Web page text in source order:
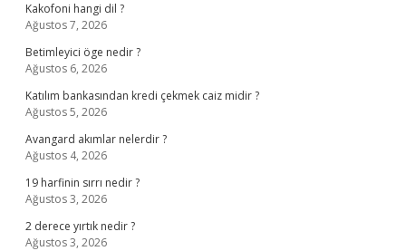
Kakofoni hangi dil ?
Ağustos 7, 2026
Betimleyici öge nedir ?
Ağustos 6, 2026
Katılım bankasından kredi çekmek caiz midir ?
Ağustos 5, 2026
Avangard akımlar nelerdir ?
Ağustos 4, 2026
19 harfinin sırrı nedir ?
Ağustos 3, 2026
2 derece yırtık nedir ?
Ağustos 3, 2026